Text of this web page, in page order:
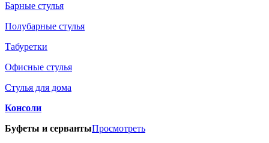
Барные стулья
Полубарные стулья
Табуретки
Офисные стулья
Стулья для дома
Консоли
Буфеты и сервантыПросмотреть